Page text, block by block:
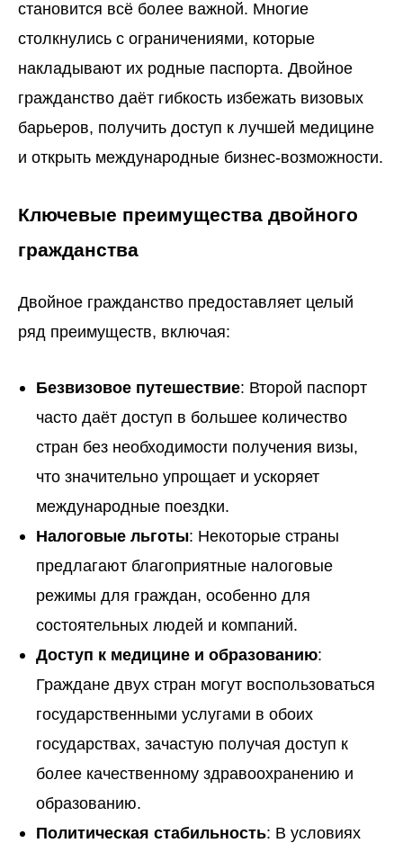
становится всё более важной. Многие
столкнулись с ограничениями, которые
накладывают их родные паспорта. Двойное
гражданство даёт гибкость избежать визовых
барьеров, получить доступ к лучшей медицине
и открыть международные бизнес-возможности.
Ключевые преимущества двойного
гражданства
Двойное гражданство предоставляет целый
ряд преимуществ, включая:
Безвизовое путешествие: Второй паспорт
часто даёт доступ в большее количество
стран без необходимости получения визы,
что значительно упрощает и ускоряет
международные поездки.
Налоговые льготы: Некоторые страны
предлагают благоприятные налоговые
режимы для граждан, особенно для
состоятельных людей и компаний.
Доступ к медицине и образованию:
Граждане двух стран могут воспользоваться
государственными услугами в обоих
государствах, зачастую получая доступ к
более качественному здравоохранению и
образованию.
Политическая стабильность: В условиях